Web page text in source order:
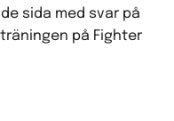
sida med svar på
på Fighter